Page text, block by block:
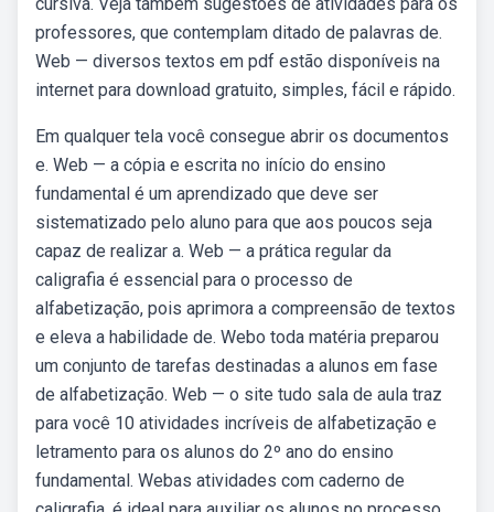
professores, que contemplam ditado de palavras de.
Web — diversos textos em pdf estão disponíveis na
internet para download gratuito, simples, fácil e rápido.
Em qualquer tela você consegue abrir os documentos
e. Web — a cópia e escrita no início do ensino
fundamental é um aprendizado que deve ser
sistematizado pelo aluno para que aos poucos seja
capaz de realizar a. Web — a prática regular da
caligrafia é essencial para o processo de
alfabetização, pois aprimora a compreensão de textos
e eleva a habilidade de. Webo toda matéria preparou
um conjunto de tarefas destinadas a alunos em fase
de alfabetização. Web — o site tudo sala de aula traz
para você 10 atividades incríveis de alfabetização e
letramento para os alunos do 2º ano do ensino
fundamental. Webas atividades com caderno de